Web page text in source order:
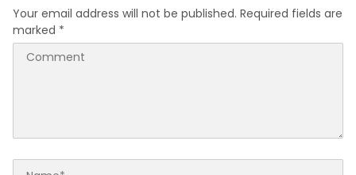
Your email address will not be published. Required fields are
marked *